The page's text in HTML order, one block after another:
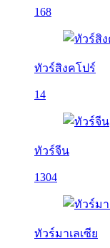
168
ทัวร์สิงคโปร์
14
ทัวร์จีน
1304
ทัวร์มาเลเซีย